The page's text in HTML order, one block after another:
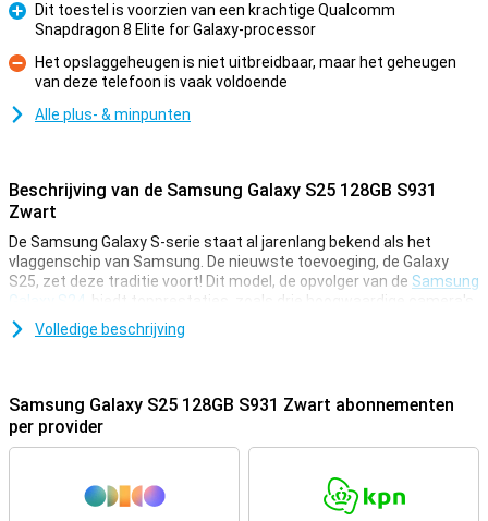
Pluspunt
Dit toestel is voorzien van een krachtige Qualcomm
Snapdragon 8 Elite for Galaxy-processor
Minpunt
Het opslaggeheugen is niet uitbreidbaar, maar het geheugen
van deze telefoon is vaak voldoende
Alle plus- & minpunten
Beschrijving van de Samsung Galaxy S25 128GB S931
Zwart
De Samsung Galaxy S-serie staat al jarenlang bekend als het
vlaggenschip van Samsung. De nieuwste toevoeging, de Galaxy
S25, zet deze traditie voort! Dit model, de opvolger van de Samsung
Galaxy S24 , biedt topprestaties, zoals drie hoogwaardige camera's,
één van de meest krachtige processoren en een prachtig AMOLED-
scherm. Het toestel heeft voldoende opslagruimte voor apps en
natuurlijk weer allerlei handige AI-functies toegevoegd!
Galaxy AI: Slimme functies voor meer gemak
diverse innovatieve Galaxy AI-functies. Deze technologie, welke
gebruik maakt van Artificial Intelligence, maakt het gebruik van je
Volledige beschrijving
Samsung Galaxy S25 128GB S931 Zwart abonnementen
per provider